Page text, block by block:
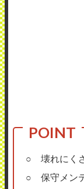
○ 壊れにく
○ 保守メン